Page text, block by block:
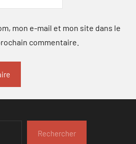
mon e-mail et mon site dans le
commentaire.
Rechercher